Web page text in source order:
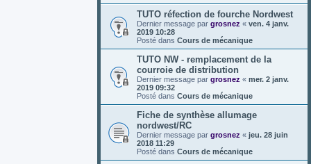
TUTO réfection de fourche Nordwest
Dernier message par grosnez « ven. 4 janv.
2019 10:28
Posté dans Cours de mécanique
TUTO NW - remplacement de la
courroie de distribution
Dernier message par grosnez « mer. 2 janv.
2019 09:32
Posté dans Cours de mécanique
Fiche de synthèse allumage
nordwest/RC
Dernier message par grosnez « jeu. 28 juin
2018 11:29
Posté dans Cours de mécanique